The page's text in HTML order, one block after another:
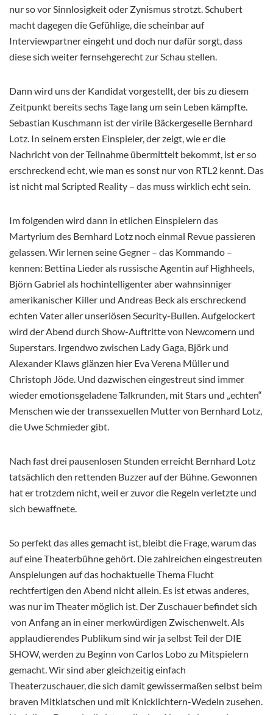
nur so vor Sinnlosigkeit oder Zynismus strotzt. Schubert
macht dagegen die Gefühlige, die scheinbar auf
Interviewpartner eingeht und doch nur dafür sorgt, dass
diese sich weiter fernsehgerecht zur Schau stellen.
Dann wird uns der Kandidat vorgestellt, der bis zu diesem
Zeitpunkt bereits sechs Tage lang um sein Leben kämpfte.
Sebastian Kuschmann ist der virile Bäckergeselle Bernhard
Lotz. In seinem ersten Einspieler, der zeigt, wie er die
Nachricht von der Teilnahme übermittelt bekommt, ist er so
erschreckend echt, wie man es sonst nur von RTL2 kennt. Das
ist nicht mal Scripted Reality – das muss wirklich echt sein.
Im folgenden wird dann in etlichen Einspielern das
Martyrium des Bernhard Lotz noch einmal Revue passieren
gelassen. Wir lernen seine Gegner – das Kommando –
kennen: Bettina Lieder als russische Agentin auf Highheels,
Björn Gabriel als hochintelligenter aber wahnsinniger
amerikanischer Killer und Andreas Beck als erschreckend
echten Vater aller unseriösen Security-Bullen. Aufgelockert
wird der Abend durch Show-Auftritte von Newcomern und
Superstars. Irgendwo zwischen Lady Gaga, Björk und
Alexander Klaws glänzen hier Eva Verena Müller und
Christoph Jöde. Und dazwischen eingestreut sind immer
wieder emotionsgeladene Talkrunden, mit Stars und „echten“
Menschen wie der transsexuellen Mutter von Bernhard Lotz,
die Uwe Schmieder gibt.
Nach fast drei pausenlosen Stunden erreicht Bernhard Lotz
tatsächlich den rettenden Buzzer auf der Bühne. Gewonnen
hat er trotzdem nicht, weil er zuvor die Regeln verletzte und
sich bewaffnete.
So perfekt das alles gemacht ist, bleibt die Frage, warum das
auf eine Theaterbühne gehört. Die zahlreichen eingestreuten
Anspielungen auf das hochaktuelle Thema Flucht
rechtfertigen den Abend nicht allein. Es ist etwas anderes,
was nur im Theater möglich ist. Der Zuschauer befindet sich
von Anfang an in einer merkwürdigen Zwischenwelt. Als
applaudierendes Publikum sind wir ja selbst Teil der DIE
SHOW, werden zu Beginn von Carlos Lobo zu Mitspielern
gemacht. Wir sind aber gleichzeitig einfach
Theaterzuschauer, die sich damit gewissermaßen selbst beim
braven Mitklatschen und mit Knicklichtern-Wedeln zusehen.